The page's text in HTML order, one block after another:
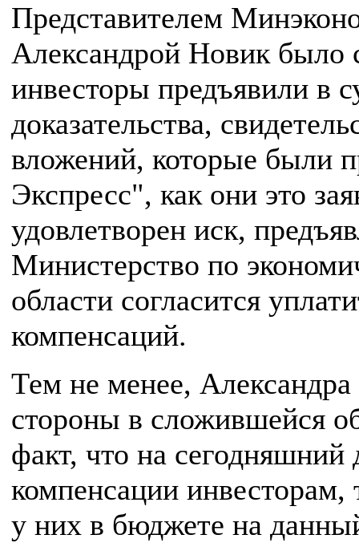
Представителем
Александрой Новик было
инвесторы предъявили в
доказательства,
вложений, которые были
Экспресс", как они это
удовлетворен иск,
Министерство по
области согласится
компенсаций.
Тем не менее,
стороны в сложившейся
факт, что на
компенсации инвесторам,
у них в бюджете на